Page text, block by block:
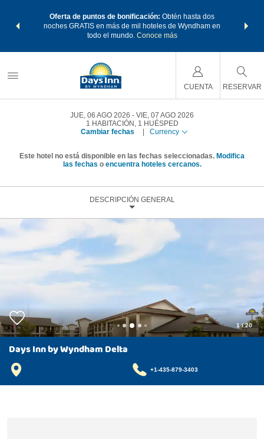
Oferta de puntos de bonificación:Obtén hasta dos
noches GRATIS en más de mil hoteles de Wyndham en
todo el mundo. Conoce más
de viaje
CUENTA RESERVAR
JUE, 06 AGO 2026
VIE, 07 AGO 2026
1 HABITACIÓN , 1 HUÉSPED
Cambiar fechas
Currency
Este hotel no está disponible en las fechas seleccionadas. Modifica
las fechas o encuentra hoteles cercanos.
DESCRIPCIÓN GENERAL
1/20
Days Inn by Wyndham Delta
+1-435-879-3403